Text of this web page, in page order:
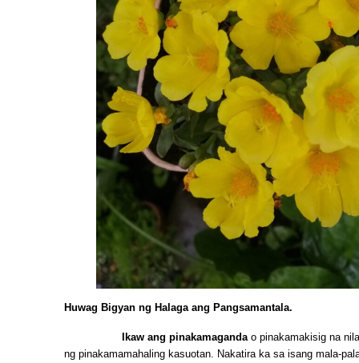
Huwag Bigyan ng Halaga ang Pangsamantala.
Ikaw ang pinakamaganda o pinakamakisig na
ng pinakamamahaling kasuotan. Nakatira ka sa isang mala-